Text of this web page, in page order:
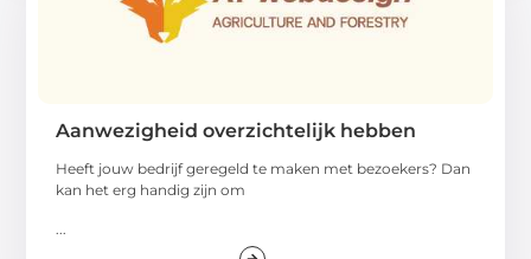
Aanwezigheid overzichtelijk hebben
Heeft jouw bedrijf geregeld te maken met bezoekers? Dan
kan het erg handig zijn om